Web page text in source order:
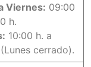
Viernes: 09:00
h.
10:00 h. a
cerrado).